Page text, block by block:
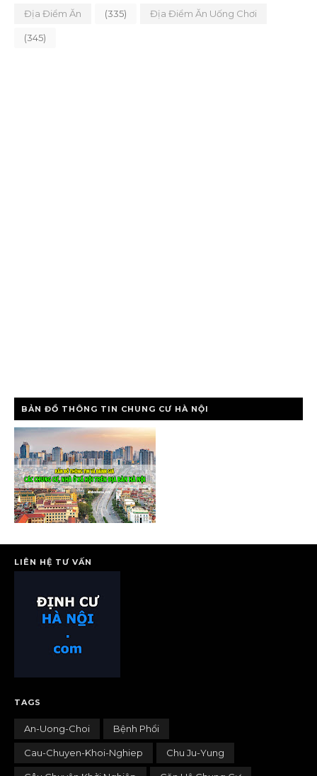
Địa Điểm Ăn (335) Địa Điểm Ăn Uống Chơi
(345)
BẢN ĐỒ THÔNG TIN CHUNG CƯ HÀ NỘI
LIÊN HỆ TƯ VẤN
TAGS
An-Uong-Choi Bệnh Phổi
Cau-Chuyen-Khoi-Nghiep Chu Ju-Yung